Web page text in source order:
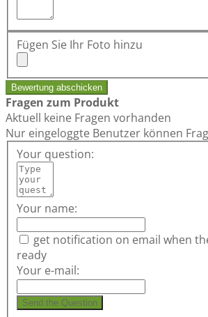
Fügen Sie Ihr Foto hinzu
Bewertung abschicken
Fragen zum Produkt
Aktuell keine Fragen vorhanden
Nur eingeloggte Benutzer können
Your question:
Your name:
get notification on email when
ready
Your e-mail:
Send the Question